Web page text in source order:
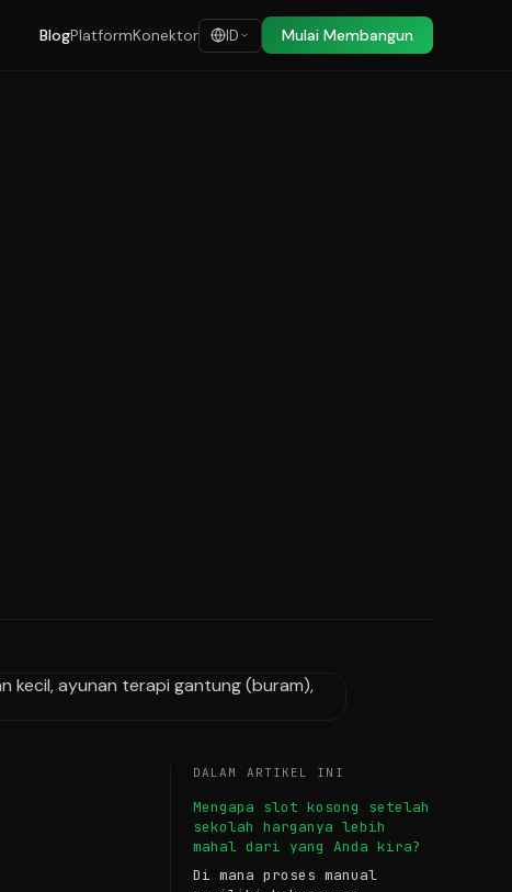
BlogPlatformKonektor ID Mulai Membangun
DALAM ARTIKEL INI
Mengapa slot kosong setelah
sekolah harganya lebih
mahal dari yang Anda kira?
Di mana proses manual